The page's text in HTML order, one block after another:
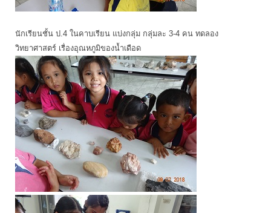
นักเรียนชั้น ป.4 ในคาบเรียน แบ่งกลุ่ม กลุ่มละ 3-4 คน ทดลอง
วิทยาศาสตร์ เรื่องอุณหภูมิของน้ำเดือด